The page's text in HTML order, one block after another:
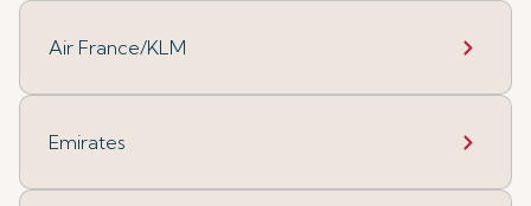
Air France/KLM
Emirates